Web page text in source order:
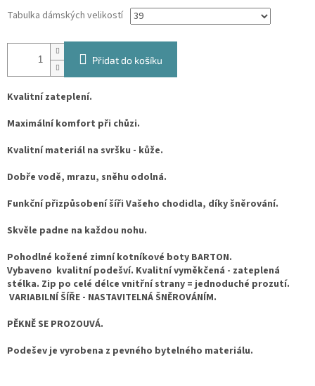
Tabulka dámských velikostí
Přidat do košíku
Kvalitní zateplení.
Maximální komfort při chůzi.
Kvalitní materiál na svršku - kůže.
Dobře vodě, mrazu, sněhu odolná.
Funkční přizpůsobení šíři Vašeho chodidla, díky šněrování.
Skvěle padne na každou nohu.
Pohodlné kožené zimní kotníkové boty BARTON.
Vybaveno kvalitní podešví. Kvalitní vyměkčená - zateplená
stélka. Zip po celé délce vnitřní strany = jednoduché prozutí.
VARIABILNÍ ŠÍŘE - NASTAVITELNÁ ŠNĚROVÁNÍM.
PĚKNĚ SE PROZOUVÁ.
Podešev je vyrobena z pevného bytelného materiálu.